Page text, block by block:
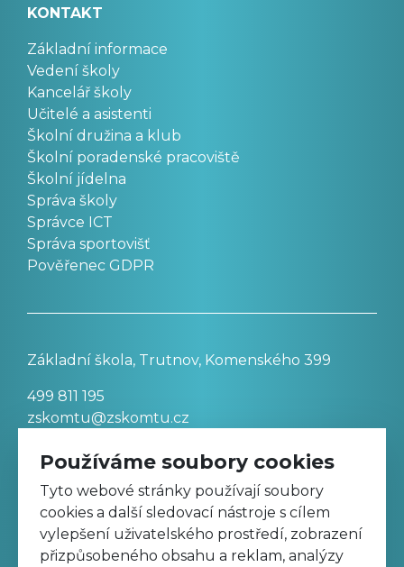
KONTAKT
Základní informace
Vedení školy
Kancelář školy
Učitelé a asistenti
Školní družina a klub
Školní poradenské pracoviště
Školní jídelna
Správa školy
Správce ICT
Správa sportovišť
Pověřenec GDPR
Základní škola, Trutnov, Komenského 399
499 811 195
zskomtu@zskomtu.cz
Prohlášení o přístupnosti stránek
Nastavení cookies
Používáme soubory cookies
Tyto webové stránky používají soubory
cookies a další sledovací nástroje s cílem
vylepšení uživatelského prostředí, zobrazení
přizpůsobeného obsahu a reklam, analýzy